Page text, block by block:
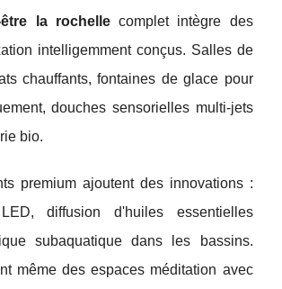
la rochellecomplet intègre des
intelligemment conçus. Salles de
chauffants, fontaines de glace pour
douches sensorielles multi-jets
bio.
premium ajoutent des innovations :
LED, diffusion d'huiles essentielles
subaquatique dans les bassins.
même des espaces méditation avec